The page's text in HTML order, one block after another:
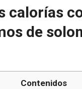
calorías
de
Contenidos